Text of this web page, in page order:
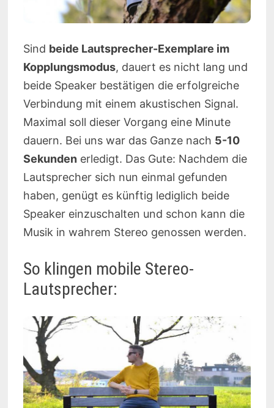
Sind beide Lautsprecher-Exemplare im
Kopplungsmodus, dauert es nicht lang und
beide Speaker bestätigen die erfolgreiche
Verbindung mit einem akustischen Signal.
Maximal soll dieser Vorgang eine Minute
dauern. Bei uns war das Ganze nach 5-10
Sekunden erledigt. Das Gute: Nachdem die
Lautsprecher sich nun einmal gefunden
haben, genügt es künftig lediglich beide
Speaker einzuschalten und schon kann die
Musik in wahrem Stereo genossen werden.
So klingen mobile Stereo-
Lautsprecher: